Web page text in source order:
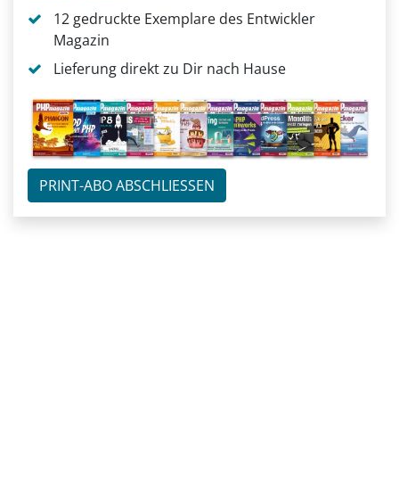
12 gedruckte Exemplare des Entwickler
Magazin
Lieferung direkt zu Dir nach Hause
PRINT-ABO ABSCHLIESSEN